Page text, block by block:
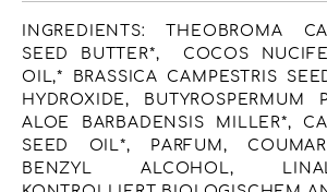
INGREDIENTS: THEOBROMA
SEED BUTTER*, COCOS
OIL,* BRASSICA CAMPESTRIS
HYDROXIDE, BUTYROSPERMUM
ALOE BARBADENSIS MILLER*,
SEED OIL*, PARFUM,
BENZYL ALCOHOL,